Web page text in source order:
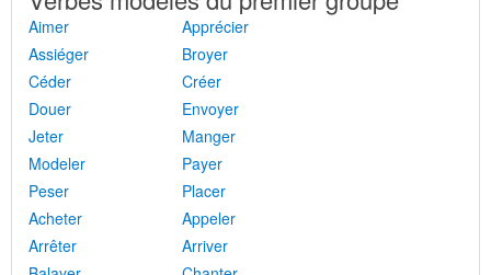
Aimer
Apprécier
Assiéger
Broyer
Céder
Créer
Douer
Envoyer
Jeter
Manger
Modeler
Payer
Peser
Placer
Acheter
Appeler
Arrêter
Arriver